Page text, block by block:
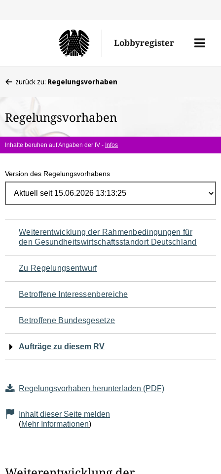
Lobbyregister
Menü
befinden
hier:
zurück zu: Regelungsvorhaben
Regelungsvorhaben
Inhalte beruhen auf Angaben der IV - Infos
Version des Regelungsvorhabens
Navigation
für
den
Seiteninhalt
Weiterentwicklung der Rahmenbedingungen für
den Gesundheitswirtschaftsstandort Deutschland
Zu Regelungsentwurf
Betroffene Interessenbereiche
Betroffene Bundesgesetze
Aufträge zu diesem RV
Regelungsvorhaben herunterladen (PDF)
Inhalt dieser Seite melden
(Mehr Informationen)